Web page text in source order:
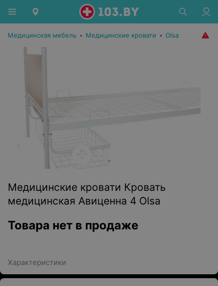
Медицинская мебель • Медицинские кровати • Olsa
Медицинские кровати Кровать
медицинская Авиценнa 4 Olsa
Товара нет в продаже
Характеристики